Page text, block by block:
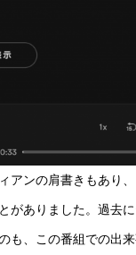
アンの肩書きもあり
がありました。過去
も、この番組での出来